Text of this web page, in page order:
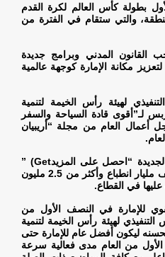
بطولة كأس العالم لكرة القدم
والتي ستقام في الفترة من
القانون المدني وبرامج جديدة
مكانة الإمارة كوجهة عالمية
لهيئة رأس الخيمة لتنمية
لـ”أقوى قادة السياحة والسفر
الأوسط 2023″ ورجل أعمال العام من مجلة “أريبيان
.
“احصل على المزيد” (Get
التي حققت أكثر من نصف مليار انطباع وأكثر من 2.5 مليون
عليها في القطاع.
للإمارة في النصف الأول من
لهيئة رأس الخيمة لتنمية
زال 2023 يواصل تحسنه ليكون أفضل عام للإمارة حتى
الأول من العام مدى فعالية سرعة